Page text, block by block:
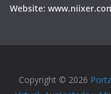
Website:
Copyright © 2026